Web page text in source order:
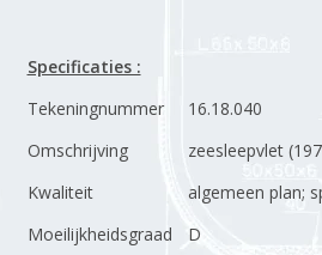
Specificaties :
Tekeningnummer
16.18.040
Omschrijving
zeesleepvlet
Kwaliteit
algemeen plan;
Moeilijkheidsgraad
D